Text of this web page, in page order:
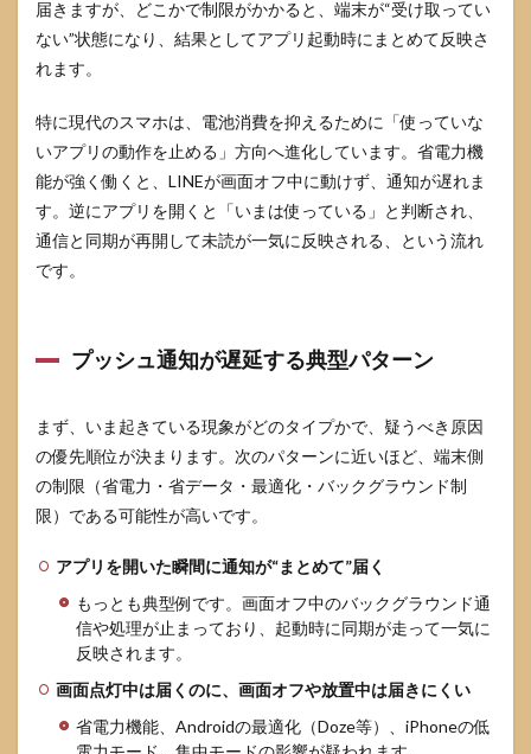
3.4
LINE
了を
やめ
る
（タ
スク
キル
にや
（再
起
動、
更
新、
再イ
トー
ル）
Android
でLINE
を開か
ないと
通知が
届きますが、どこかで制限がかかると、端末が“受け取ってい
ない”状態になり、結果としてアプリ起動時にまとめて反映さ
れます。
特に現代のスマホは、電池消費を抑えるために「使っていな
いアプリの動作を止める」方向へ進化しています。省電力機
能が強く働くと、LINEが画面オフ中に動けず、通知が遅れま
す。逆にアプリを開くと「いまは使っている」と判断され、
通信と同期が再開して未読が一気に反映される、という流れ
です。
プッシュ通知が遅延する典型パターン
まず、いま起きている現象がどのタイプかで、疑うべき原因
の優先順位が決まります。次のパターンに近いほど、端末側
の制限（省電力・省データ・最適化・バックグラウンド制
限）である可能性が高いです。
アプリを開いた瞬間に通知が“まとめて”届く
もっとも典型例です。画面オフ中のバックグラウンド通
信や処理が止まっており、起動時に同期が走って一気に
反映されます。
画面点灯中は届くのに、画面オフや放置中は届きにくい
省電力機能、Androidの最適化（Doze等）、iPhoneの低